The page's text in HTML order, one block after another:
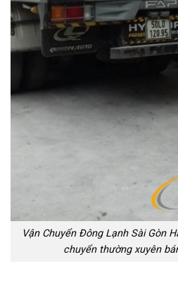
Vận Chuyển Đông Lạnh Sài Gòn
chuyển thường xuyên